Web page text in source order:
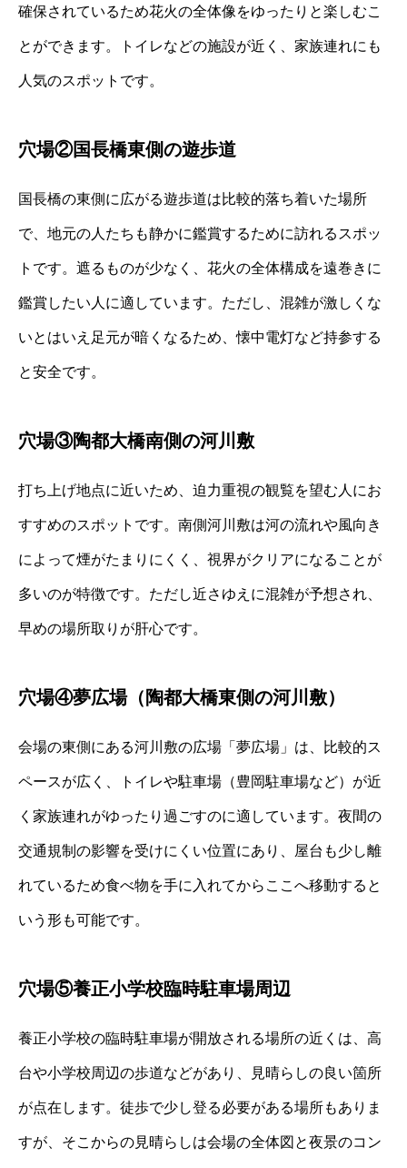
確保されているため花火の全体像をゆったりと楽しむこ
とができます。トイレなどの施設が近く、家族連れにも
人気のスポットです。
穴場②国長橋東側の遊歩道
国長橋の東側に広がる遊歩道は比較的落ち着いた場所
で、地元の人たちも静かに鑑賞するために訪れるスポッ
トです。遮るものが少なく、花火の全体構成を遠巻きに
鑑賞したい人に適しています。ただし、混雑が激しくな
いとはいえ足元が暗くなるため、懐中電灯など持参する
と安全です。
穴場③陶都大橋南側の河川敷
打ち上げ地点に近いため、迫力重視の観覧を望む人にお
すすめのスポットです。南側河川敷は河の流れや風向き
によって煙がたまりにくく、視界がクリアになることが
多いのが特徴です。ただし近さゆえに混雑が予想され、
早めの場所取りが肝心です。
穴場④夢広場（陶都大橋東側の河川敷）
会場の東側にある河川敷の広場「夢広場」は、比較的ス
ペースが広く、トイレや駐車場（豊岡駐車場など）が近
く家族連れがゆったり過ごすのに適しています。夜間の
交通規制の影響を受けにくい位置にあり、屋台も少し離
れているため食べ物を手に入れてからここへ移動すると
いう形も可能です。
穴場⑤養正小学校臨時駐車場周辺
養正小学校の臨時駐車場が開放される場所の近くは、高
台や小学校周辺の歩道などがあり、見晴らしの良い箇所
が点在します。徒歩で少し登る必要がある場所もありま
すが、そこからの見晴らしは会場の全体図と夜景のコン